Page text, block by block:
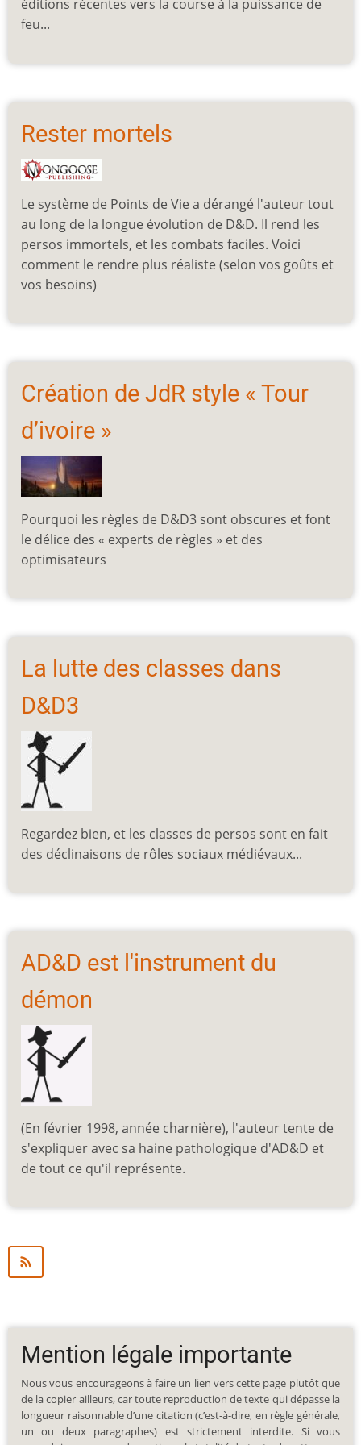
éditions récentes vers la course à la puissance de
feu...
Rester mortels
Le système de Points de Vie a dérangé l'auteur tout
au long de la longue évolution de D&D. Il rend les
persos immortels, et les combats faciles. Voici
comment le rendre plus réaliste (selon vos goûts et
vos besoins)
Création de JdR style « Tour
d’ivoire »
Pourquoi les règles de D&D3 sont obscures et font
le délice des « experts de règles » et des
optimisateurs
La lutte des classes dans
D&D3
Regardez bien, et les classes de persos sont en fait
des déclinaisons de rôles sociaux médiévaux...
AD&D est l'instrument du
démon
(En février 1998, année charnière), l'auteur tente de
s'expliquer avec sa haine pathologique d'AD&D et
de tout ce qu'il représente.
Mention légale importante
Nous vous encourageons à faire un lien vers cette page plutôt que
de la copier ailleurs, car toute reproduction de texte qui dépasse la
longueur raisonnable d’une citation (c’est-à-dire, en règle générale,
un ou deux paragraphes) est strictement interdite. Si vous